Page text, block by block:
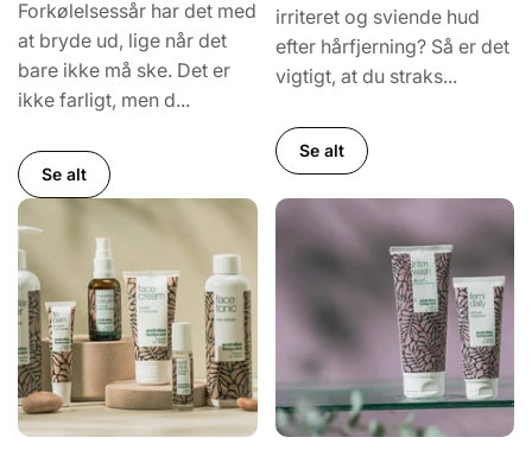
Forkølelsessår har det med
at bryde ud, lige når det
bare ikke må ske. Det er
ikke farligt, men d...
Se alt
irriteret og sviende hud
efter hårfjerning? Så er det
vigtigt, at du straks...
Se alt